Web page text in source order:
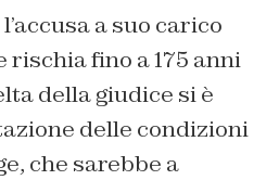
a suo carico
rischia fino a 175 anni
della giudice si è
delle condizioni
che sarebbe a